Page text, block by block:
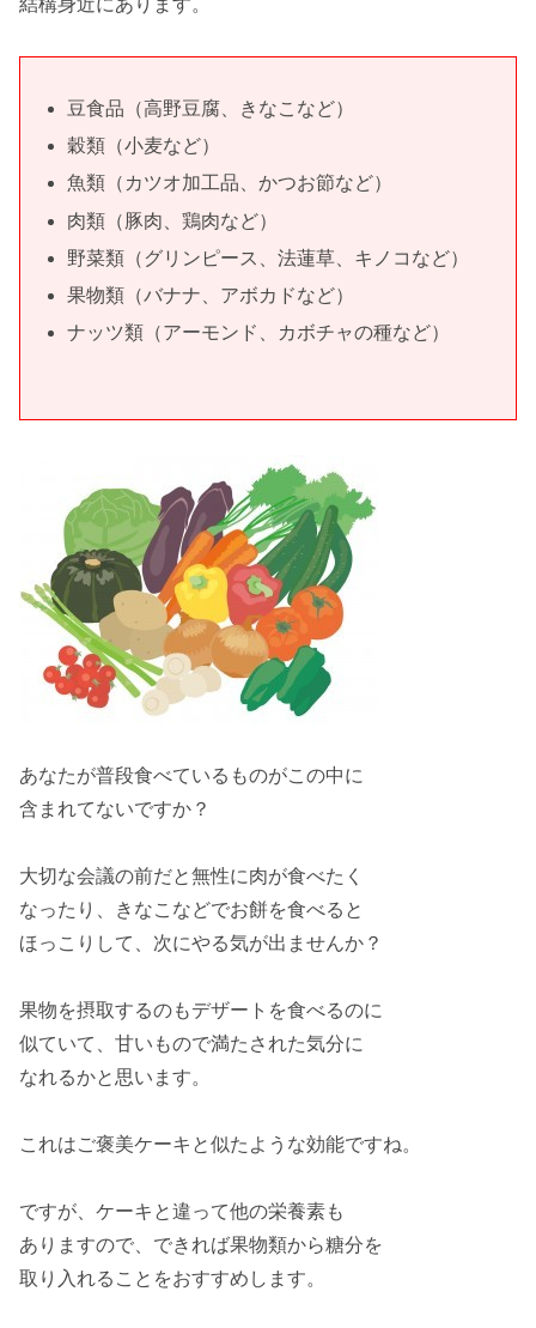
結構身近にあります。
豆食品（高野豆腐、きなこなど）
穀類（小麦など）
魚類（カツオ加工品、かつお節など）
肉類（豚肉、鶏肉など）
野菜類（グリンピース、法蓮草、キノコなど）
果物類（バナナ、アボカドなど）
ナッツ類（アーモンド、カボチャの種など）
あなたが普段食べているものがこの中に
含まれてないですか？
大切な会議の前だと無性に肉が食べたく
なったり、
きなこ などでお餅を食べると
ほっこり して、次にやる気が出ませんか？
果物を摂取するのもデザート を食べるのに
似ていて、 甘いもので満たされた気分に
なれるかと思います。
これはご褒美ケーキ と似たような効能ですね。
ですが、ケーキと違って他の栄養素も
ありますので、できれば果物類から糖分を
取り入れることをおすすめ します。